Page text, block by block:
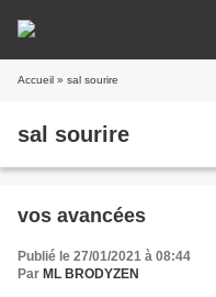
Accueil » sal sourire
sal sourire
vos avancées
Publié le 27/01/2021 à 08:44
Par ML BRODYZEN